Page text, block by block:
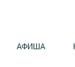
АФИША